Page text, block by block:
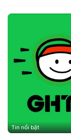
Tin nổi bật